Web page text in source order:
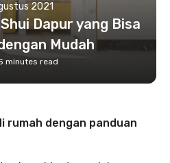
2021
Dapur yang Bisa
Mudah
minutes read
rumah dengan panduan